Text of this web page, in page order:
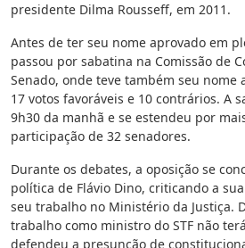
presidente Dilma Rousseff, em 2011.
Antes de ter seu nome aprovado em
passou por sabatina na Comissão de
Senado, onde teve também seu nome
17 votos favoráveis e 10 contrários. A
9h30 da manhã e se estendeu por
participação de 32 senadores.
Durante os debates, a oposição se
política de Flávio Dino, criticando a
seu trabalho no Ministério da Justiça.
trabalho como ministro do STF não
defendeu a presunção de